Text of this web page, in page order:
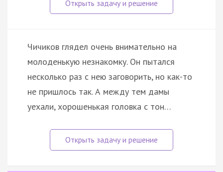
Чичиков глядел очень внимательно на
молоденькую незнакомку. Он пытался
несколько раз с нею заговорить, но как-то
не пришлось так. А между тем дамы
уехали, хорошенькая головка с тон…